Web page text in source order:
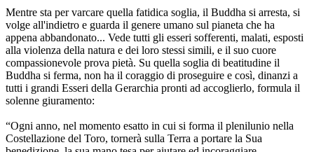
Mentre sta per varcare quella fatidica soglia, il Buddha si arresta, si
volge all'indietro e guarda il genere umano sul pianeta che ha
appena abbandonato... Vede tutti gli esseri sofferenti, malati, esposti
alla violenza della natura e dei loro stessi simili, e il suo cuore
compassionevole prova pietà. Su quella soglia di beatitudine il
Buddha si ferma, non ha il coraggio di proseguire e così, dinanzi a
tutti i grandi Esseri della Gerarchia pronti ad accoglierlo, formula il
solenne giuramento:
“Ogni anno, nel momento esatto in cui si forma il plenilunio nella
Costellazione del Toro, tornerà sulla Terra a portare la Sua